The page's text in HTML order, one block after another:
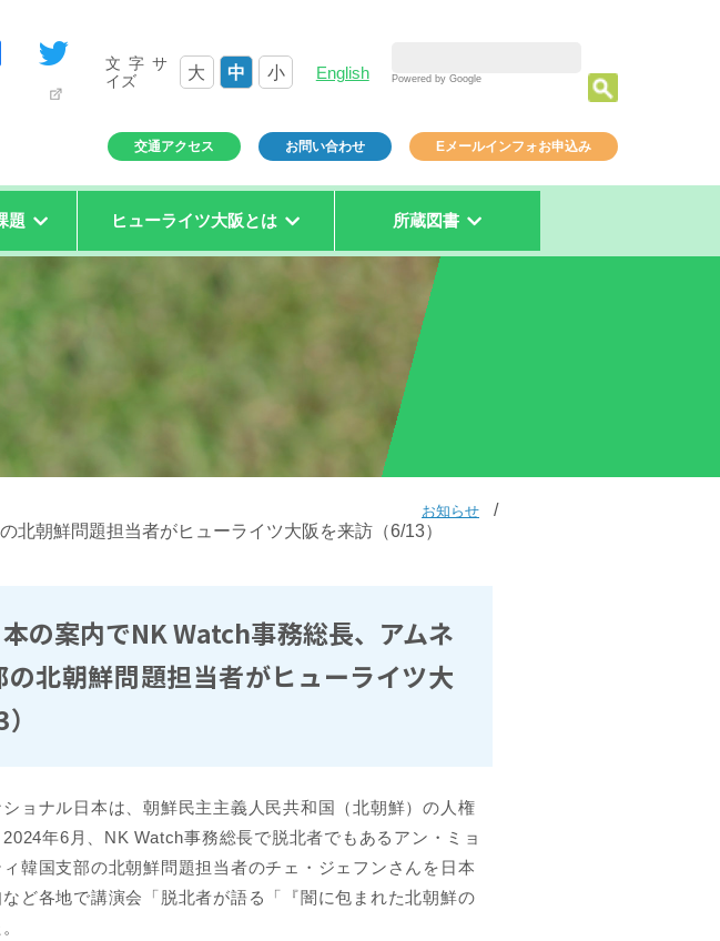
文字サ
イズ
大 中 小 English Powered by Google
交通アクセス お問い合わせ Eメールインフォお申込み
題 ヒューライツ大阪とは 所蔵図書
お知らせ
北朝鮮問題担当者がヒューライツ大阪を来訪（6/13）
の案内でNK Watch事務総長、アムネ
の北朝鮮問題担当者がヒューライツ大
ョナル日本は、朝鮮民主主義人民共和国（北朝鮮）の人権
年6月、NK Watch事務総長で脱北者でもあるアン・ミョ
韓国支部の北朝鮮問題担当者のチェ・ジェフンさんを日本
ど各地で講演会「脱北者が語る「『闇に包まれた北朝鮮の